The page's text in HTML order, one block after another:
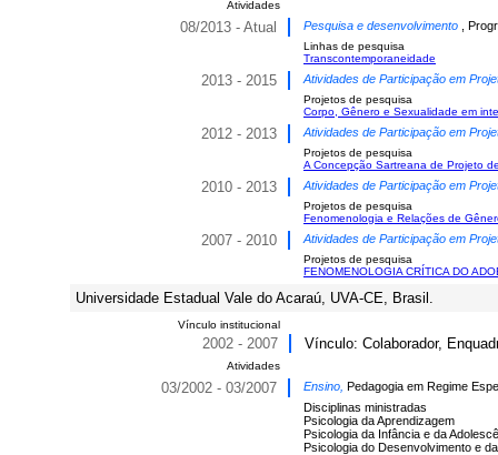
Atividades
08/2013 - Atual Pesquisa e desenvolvimento ,
Linhas de pesquisa
Transcontemporaneidade
2013 - 2015 Atividades de Participação em
Projetos de pesquisa
Corpo, Gênero e Sexualidade em
2012 - 2013 Atividades de Participação em
Projetos de pesquisa
A Concepção Sartreana de Projeto
2010 - 2013 Atividades de Participação em
Projetos de pesquisa
Fenomenologia e Relações de
2007 - 2010 Atividades de Participação em
Projetos de pesquisa
FENOMENOLOGIA CRÍTICA DO
Universidade Estadual Vale do Acaraú, UVA-CE, Brasil.
Vínculo institucional
2002 - 2007 Vínculo: Colaborador,
Atividades
03/2002 - 03/2007 Ensino, Pedagogia em Regime
Disciplinas ministradas
Psicologia da Aprendizagem
Psicologia da Infância e da
Psicologia do Desenvolvimento e